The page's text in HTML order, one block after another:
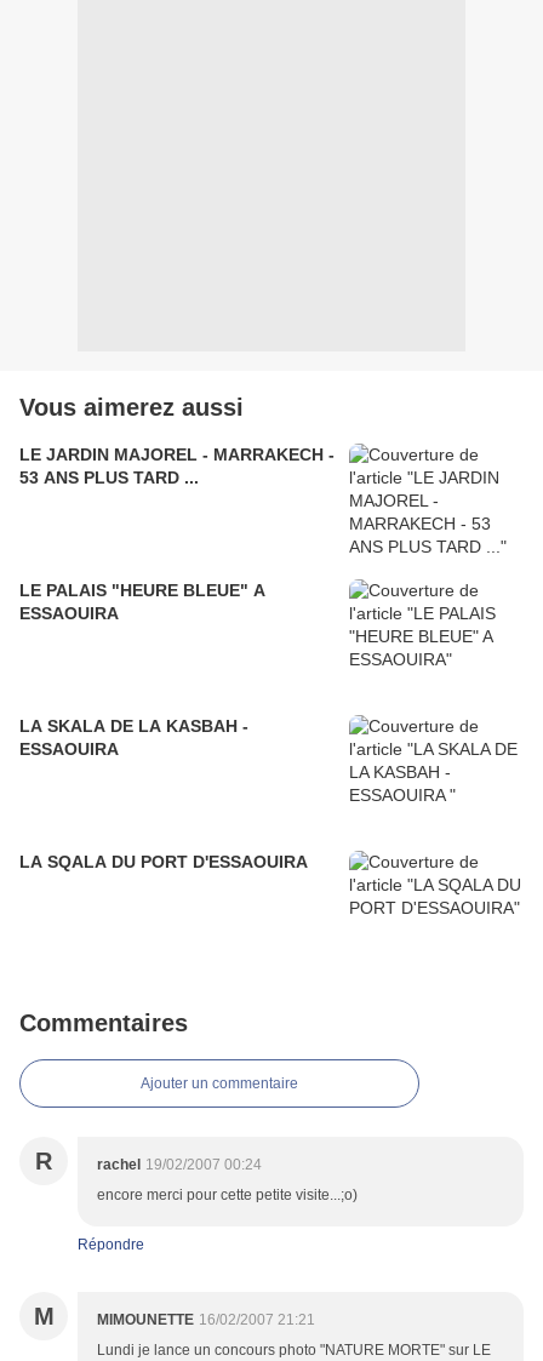
Vous aimerez aussi
LE JARDIN MAJOREL - MARRAKECH -
53 ANS PLUS TARD ...
LE PALAIS "HEURE BLEUE" A
ESSAOUIRA
LA SKALA DE LA KASBAH -
ESSAOUIRA
LA SQALA DU PORT D'ESSAOUIRA
Commentaires
Ajouter un commentaire
R rachel 19/02/2007 00:24
encore merci pour cette petite visite...;o)
Répondre
M MIMOUNETTE 16/02/2007 21:21
Lundi je lance un concours photo "NATURE MORTE" sur LE